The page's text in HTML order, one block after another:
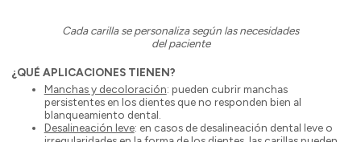
Cada carilla se personaliza según las necesidades
del paciente
¿QUÉ APLICACIONES TIENEN?
Manchas y decoloración: pueden cubrir manchas
persistentes en los dientes que no responden bien al
blanqueamiento dental.
Desalineación leve: en casos de desalineación dental leve o